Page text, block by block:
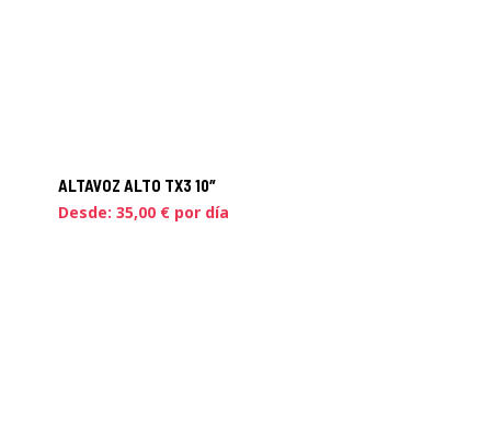
ALTAVOZ ALTO TX3 10″
Desde: 35,00 € por día